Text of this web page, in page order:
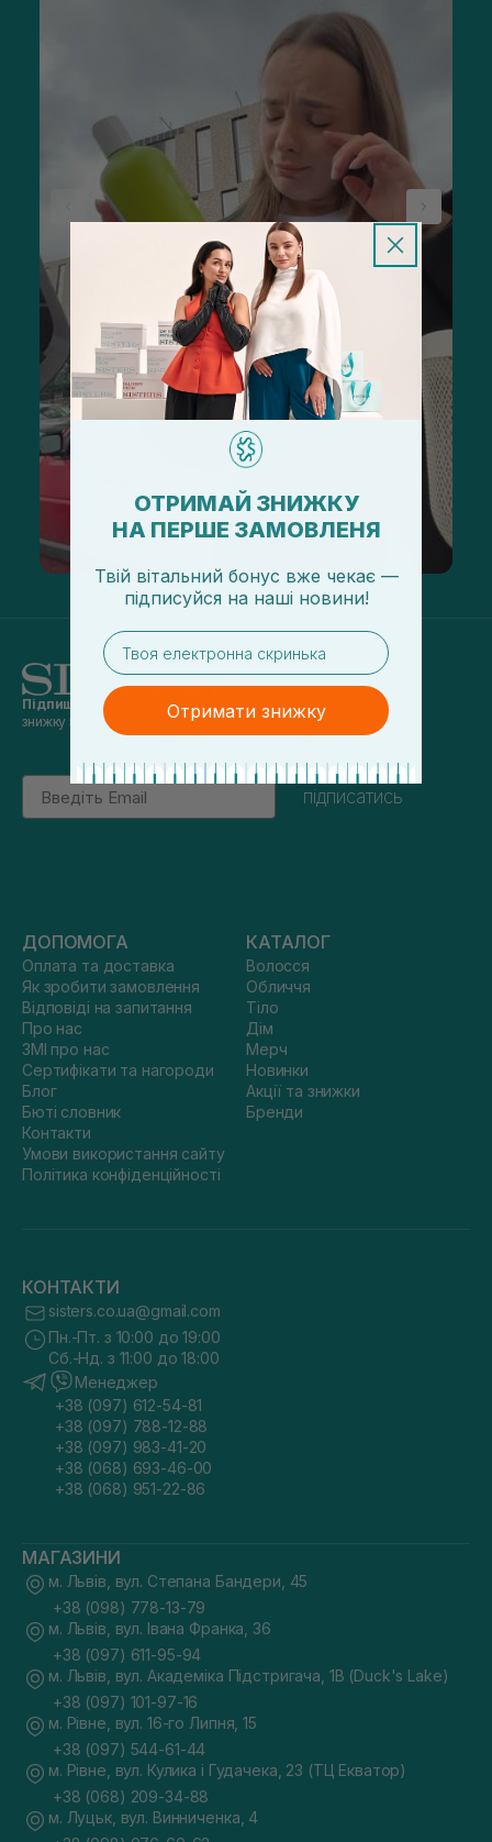
Підпишись на наші новинита отримуй
знижку 5% на перше замовлення
Email
підписатись
ДОПОМОГА
Оплата та доставка
Як зробити замовлення
Відповіді на запитання
Про нас
ЗМІ про нас
Сертифікати та нагороди
Блог
Бюті словник
Контакти
Умови використання сайту
Політика конфіденційності
КАТАЛОГ
Волосся
Обличчя
Тіло
Дім
Мерч
Новинки
Акції та знижки
Бренди
КОНТАКТИ
sisters.co.ua@gmail.com
Пн.-Пт. з 10:00 до 19:00
Сб.-Нд. з 11:00 до 18:00
Менеджер
+38 (097) 612-54-81
+38 (097) 788-12-88
+38 (097) 983-41-20
+38 (068) 693-46-00
+38 (068) 951-22-86
МАГАЗИНИ
м. Львів, вул. Степана Бандери, 45
+38 (098) 778-13-79
м. Львів, вул. Івана Франка, 36
+38 (097) 611-95-94
м. Львів, вул. Академіка Підстригача, 1В (Duck's Lake)
+38 (097) 101-97-16
м. Рівне, вул. 16-го Липня, 15
+38 (097) 544-61-44
м. Рівне, вул. Кулика і Гудачека, 23 (ТЦ Екватор)
+38 (068) 209-34-88
м. Луцьк, вул. Винниченка, 4
ОТРИМАЙ ЗНИЖКУ
НА ПЕРШЕ ЗАМОВЛЕНЯ
Твій вітальний бонус вже чекає —
підписуйся на наші новини!
email
Отримати знижку